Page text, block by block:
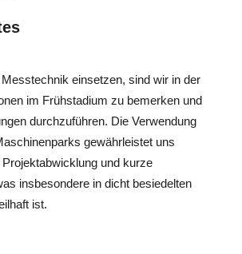
einsetzen, sind wir in der
im Frühstadium zu bemerken und
durchzuführen. Die Verwendung
gewährleistet uns
und kurze
insbesondere in dicht besiedelten
ist.